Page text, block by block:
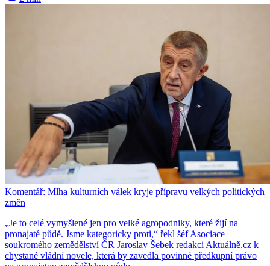
Komentář: Mlha kulturních válek kryje přípravu velkých politických
změn
„Je to celé vymyšlené jen pro velké agropodniky, které žijí na
pronajaté půdě. Jsme kategoricky proti,“ řekl šéf Asociace
soukromého zemědělství ČR Jaroslav Šebek redakci Aktuálně.cz k
chystané vládní novele, která by zavedla povinné předkupní právo